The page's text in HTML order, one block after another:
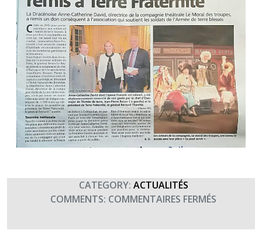
CATEGORY: ACTUALITÉS
COMMENTS: COMMENTAIRES FERMÉS
VAR